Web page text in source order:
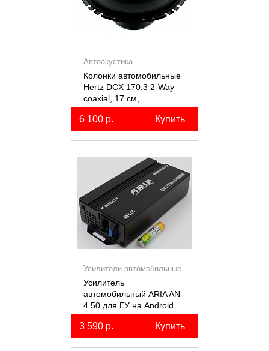
Автоакустика
Колонки автомобильные
Hertz DCX 170.3 2-Way
coaxial, 17 см,
коаксиальные
двухполосные, 2 шт.
6 100 р. Купить
Усилители автомобильные
Усилитель
автомобильный ARIA AN
4.50 для ГУ на Android
3 590 р. Купить